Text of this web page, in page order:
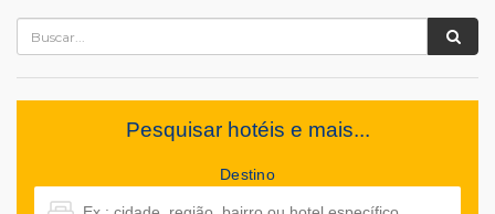
Pesquisar hotéis e mais...
Destino